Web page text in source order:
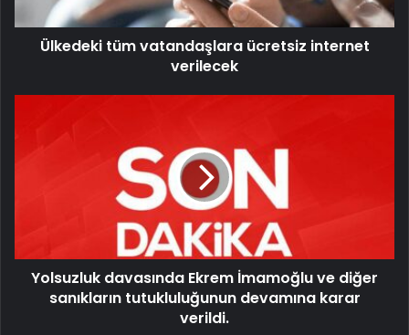
Ülkedeki tüm vatandaşlara ücretsiz internet
verilecek
Yolsuzluk davasında Ekrem İmamoğlu ve diğer
sanıkların tutukluluğunun devamına karar
verildi.